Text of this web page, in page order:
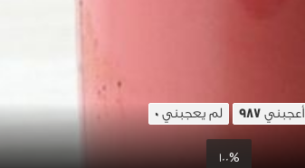
أعجبني987 لم يعجبني0
100%